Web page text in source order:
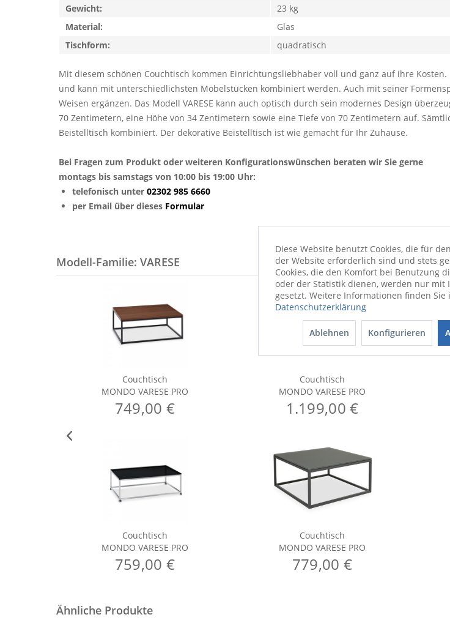
Mit diesem schönen Couchtisch kommen Einrichtungsliebhaber voll und ganz auf ihre
und kann mit unterschiedlichsten Möbelstücken kombiniert werden. Auch mit seiner
Weisen ergänzen. Das Modell VARESE kann auch optisch durch sein modernes Design
70 Zentimetern, eine Höhe von 34 Zentimetern sowie eine Tiefe von 70 Zentimetern auf.
Beistelltisch kombiniert. Der dekorative Beistelltisch ist wie gemacht für Ihr Zuhause.
Bei Fragen zum Produkt oder weiteren Konfigurationswünschen beraten wir Sie gerne
montags bis samstags von 10:00 bis 19:00 Uhr:
telefonisch unter 02302 985 6660
per Email über dieses Formular
Gewicht:
23 kg
Material:
Glas
Tischform:
quadratisch
Modell-Familie: VARESE
Couchtisch
MONDO VARESE PRO
749,00 €
Couchtisch
MONDO VARESE PRO
759,00 €
Couchtisch
MONDO VARESE PRO
1.199,00 €
Couchtisch
MONDO VARESE PRO
779,00 €
Diese Website benutzt Cookies, die für
der Website erforderlich sind und stets
Cookies, die den Komfort bei Benutzung
oder der Statistik dienen, werden nur mit
gesetzt. Weitere Informationen finden Sie
Datenschutzerklärung
Ablehnen Konfigurieren